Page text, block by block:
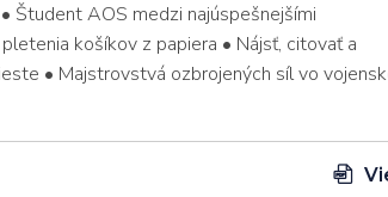
Študent AOS medzi najúspešnejšími
košíkov z papiera • Nájsť, citovať a
• Majstrovstvá ozbrojených síl vo